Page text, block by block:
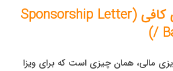
اثبات تمکن مالی کافی (Sponsorship Letter
/
مالی، همان چیزی است که برای ویزا